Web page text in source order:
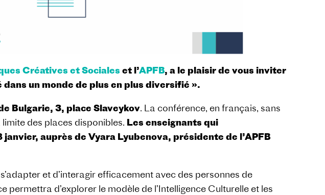
Créatives et Sociales et l’APFB, a le plaisir de vous inviter
un monde de plus en plus diversifié ».
Bulgarie, 3, place Slaveykov. La conférence, en français, sans
des places disponibles. Les enseignants qui
auprès de Vyara Lyubenova, présidente de l’APFB
et d’interagir efficacement avec des personnes de
d’explorer le modèle de l’Intelligence Culturelle et les